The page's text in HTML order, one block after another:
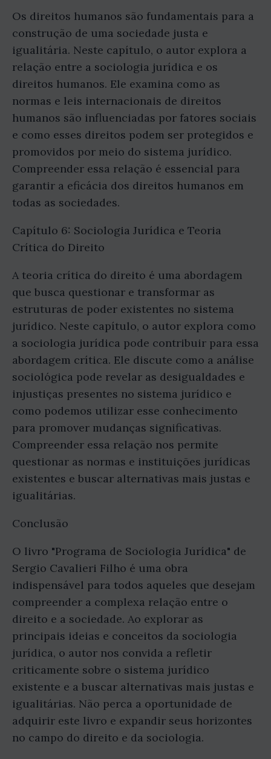
Os direitos humanos são fundamentais para a
construção de uma sociedade justa e
igualitária. Neste capítulo, o autor explora a
relação entre a sociologia jurídica e os
direitos humanos. Ele examina como as
normas e leis internacionais de direitos
humanos são influenciadas por fatores sociais
e como esses direitos podem ser protegidos e
promovidos por meio do sistema jurídico.
Compreender essa relação é essencial para
garantir a eficácia dos direitos humanos em
todas as sociedades.
Capítulo 6: Sociologia Jurídica e Teoria
Crítica do Direito
A teoria crítica do direito é uma abordagem
que busca questionar e transformar as
estruturas de poder existentes no sistema
jurídico. Neste capítulo, o autor explora como
a sociologia jurídica pode contribuir para essa
abordagem crítica. Ele discute como a análise
sociológica pode revelar as desigualdades e
injustiças presentes no sistema jurídico e
como podemos utilizar esse conhecimento
para promover mudanças significativas.
Compreender essa relação nos permite
questionar as normas e instituições jurídicas
existentes e buscar alternativas mais justas e
igualitárias.
Conclusão
O livro "Programa de Sociologia Jurídica" de
Sergio Cavalieri Filho é uma obra
indispensável para todos aqueles que desejam
compreender a complexa relação entre o
direito e a sociedade. Ao explorar as
principais ideias e conceitos da sociologia
jurídica, o autor nos convida a refletir
criticamente sobre o sistema jurídico
existente e a buscar alternativas mais justas e
igualitárias. Não perca a oportunidade de
adquirir este livro e expandir seus horizontes
no campo do direito e da sociologia.